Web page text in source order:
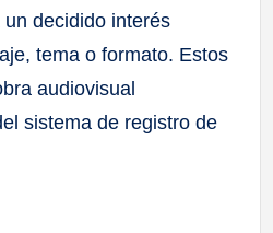
decidido interés
tema o formato. Estos
audiovisual
sistema de registro de